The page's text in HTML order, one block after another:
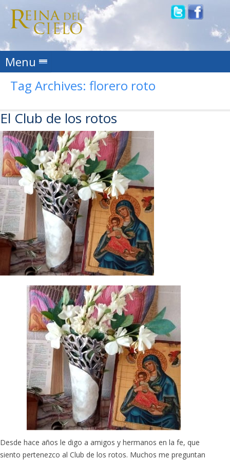
Menu Skip to content
Tag Archives: florero roto
El Club de los rotos
Desde hace años le digo a amigos y hermanos en la fe, que
siento pertenezco al Club de los rotos. Muchos me preguntan